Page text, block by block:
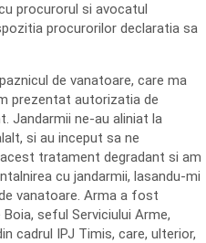
procurorul si avocatul
procurorilor declaratia sa
de vanatoare, care ma
prezentat autorizatia de
Jandarmii ne-au aliniat la
si au inceput sa ne
tratament degradant si am
cu jandarmii, lasandu-mi
vanatoare. Arma a fost
seful Serviciului Arme,
cadrul IPJ Timis, care, ulterior,